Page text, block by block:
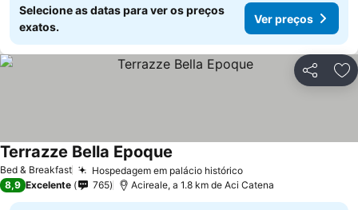
Selecione as datas para ver os preços
exatos.
Ver preços
Partilhar
Bed & Breakfast Hospedagem em palácio histórico
Terrazze Bella Epoque
8,9 Excelente 765 Acireale, a 1.8 km de Aci Catena